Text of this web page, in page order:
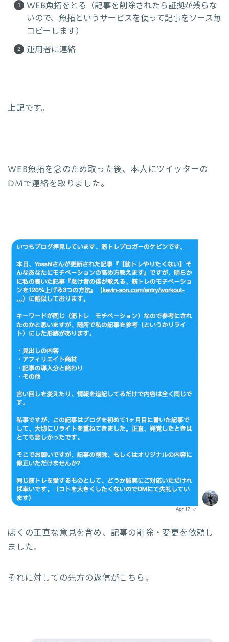
WEB魚拓をとる（記事を削除されたら証拠が残らな
いので、魚拓というサービスを使って記事をソース毎
コピーします）
運用者に連絡
上記です。
WEB魚拓を念のため取った後、本人にツイッターの
DMで連絡を取りました。
ぼくの正直な意見を含め、記事の削除・変更を依頼し
ました。
それに対しての先方の返信がこちら。